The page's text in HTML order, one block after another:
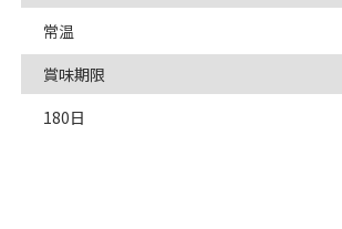
常温
賞味期限
180日